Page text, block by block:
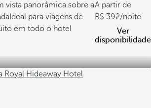
vista panorâmica sobre a
Ideal para viagens de
em todo o hotel
A partir de
392/noite
Ver
disponibilidade
Royal Hideaway Hotel